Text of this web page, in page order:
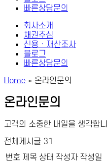
빠른상담문의
회사소개
채권추심
신용 · 재산조사
블로그
빠른상담문의
Home » 온라인문의
온라인문의
고객의 소중한 내일을 생각합
전체게시글 31
번호 제목 상태 작성자 작성일